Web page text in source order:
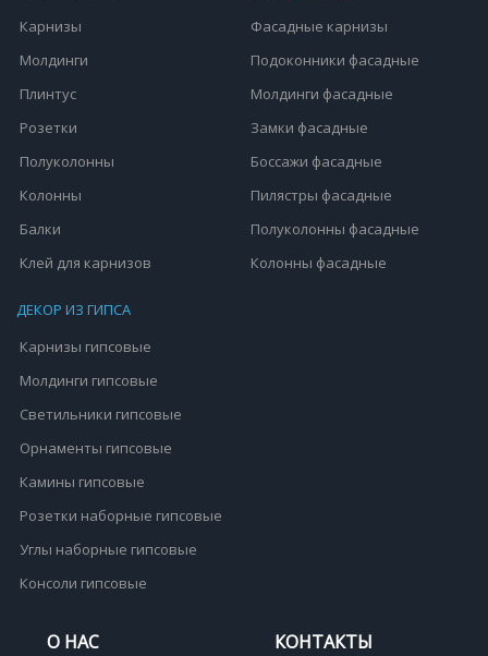
Карнизы
Молдинги
Плинтус
Розетки
Полуколонны
Колонны
Балки
Клей для карнизов
Фасадные карнизы
Подоконники фасадные
Молдинги фасадные
Замки фасадные
Боссажи фасадные
Пилястры фасадные
Полуколонны фасадные
Колонны фасадные
ДЕКОР ИЗ ГИПСА
Карнизы гипсовые
Молдинги гипсовые
Светильники гипсовые
Орнаменты гипсовые
Камины гипсовые
Розетки наборные гипсовые
Углы наборные гипсовые
Консоли гипсовые
О НАС КОНТАКТЫ